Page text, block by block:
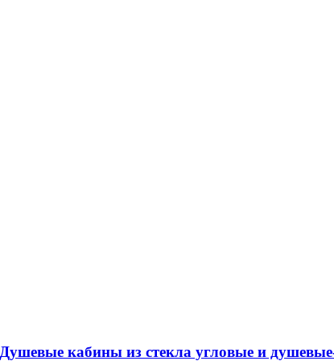
Душевые кабины из стекла угловые и